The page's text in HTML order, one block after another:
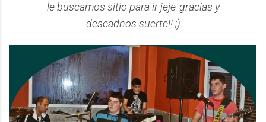
le buscamos sitio para ir jeje gracias y
deseadnos suerte!! ;)